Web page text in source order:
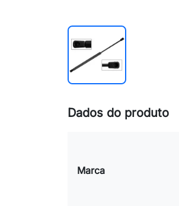
Dados do produto
Marca